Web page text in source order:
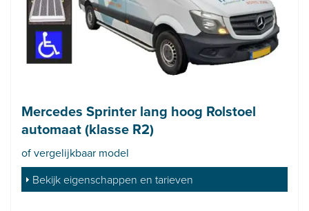
Mercedes Sprinter lang hoog Rolstoel
automaat (klasse R2)
of vergelijkbaar model
Bekijk eigenschappen en tarieven